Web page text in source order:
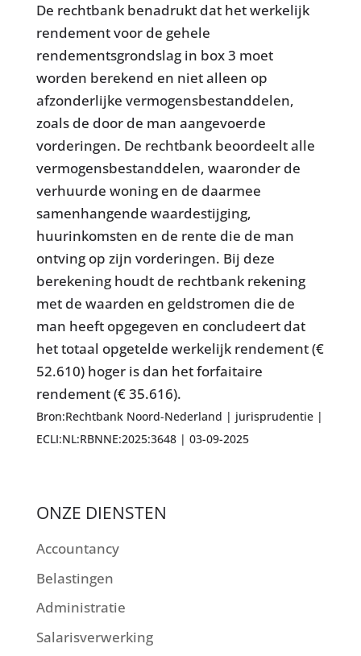
De rechtbank benadrukt dat het werkelijk
rendement voor de gehele
rendementsgrondslag in box 3 moet
worden berekend en niet alleen op
afzonderlijke vermogensbestanddelen,
zoals de door de man aangevoerde
vorderingen. De rechtbank beoordeelt alle
vermogensbestanddelen, waaronder de
verhuurde woning en de daarmee
samenhangende waardestijging,
huurinkomsten en de rente die de man
ontving op zijn vorderingen. Bij deze
berekening houdt de rechtbank rekening
met de waarden en geldstromen die de
man heeft opgegeven en concludeert dat
het totaal opgetelde werkelijk rendement (€
52.610) hoger is dan het forfaitaire
rendement (€ 35.616).
Bron:Rechtbank Noord-Nederland | jurisprudentie |
ECLI:NL:RBNNE:2025:3648 | 03-09-2025
ONZE DIENSTEN
Accountancy
Belastingen
Administratie
Salarisverwerking